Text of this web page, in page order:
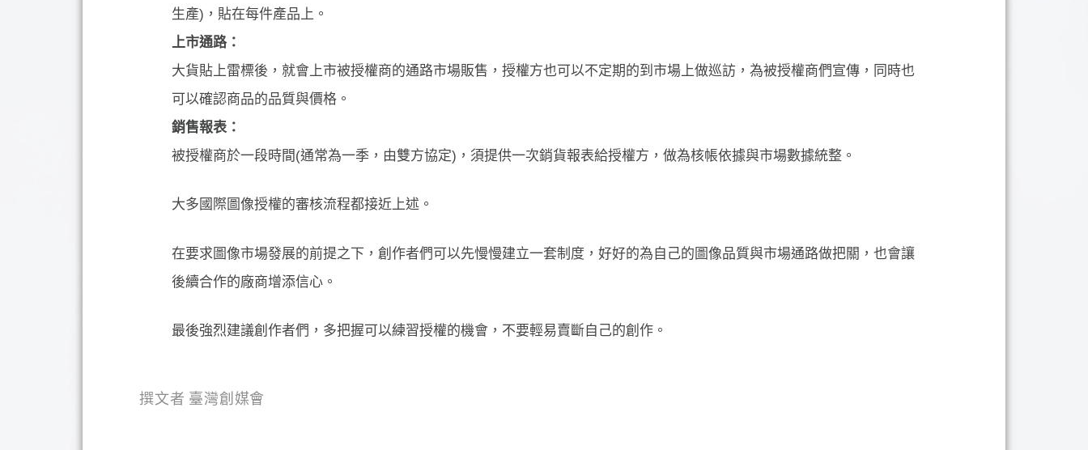
生產)，貼在每件產品上。
上市通路：
大貨貼上雷標後，就會上市被授權商的通路市場販售，授權方也可以不定期的到市場上做巡訪，為被授權商們宣傳，同時也
可以確認商品的品質與價格。
銷售報表：
被授權商於一段時間(通常為一季，由雙方協定)，須提供一次銷貨報表給授權方，做為核帳依據與市場數據統整。
大多國際圖像授權的審核流程都接近上述。
在要求圖像市場發展的前提之下，創作者們可以先慢慢建立一套制度，好好的為自己的圖像品質與市場通路做把關，也會讓
後續合作的廠商增添信心。
最後強烈建議創作者們，多把握可以練習授權的機會，不要輕易賣斷自己的創作。
撰文者 臺灣創媒會